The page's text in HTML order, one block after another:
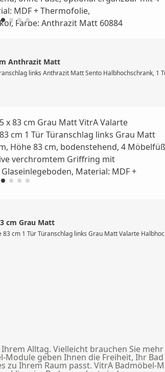
Anthrazit Matt
links Anthrazit Matt Sento Halbhochschrank,
cm Grau Matt
cm 1 Tür Türanschlag links Grau Matt Valarte
Alltag. Vielleicht brauchen Sie
Module geben Ihnen die Freiheit, Ihr
zu Ihrem Raum passt. VitrA